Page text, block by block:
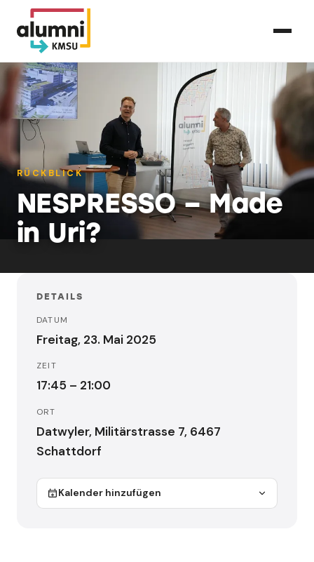
RÜCKBLICK
NESPRESSO – Made
in Uri?
DETAILS
DATUM
Freitag, 23. Mai 2025
ZEIT
17:45 – 21:00
ORT
Datwyler, Militärstrasse 7, 6467
Schattdorf
Kalender hinzufügen